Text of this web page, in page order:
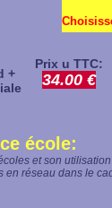
+
Prix u TTC:
34.00 €
école:
et son
en réseau dans le